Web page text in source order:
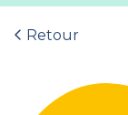
Retour